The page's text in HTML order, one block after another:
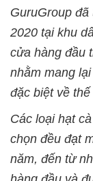
GuruGroup
2020 tại khu
cửa hàng đầu
nhằm mang
đặc biệt về
Các loại hạt
chọn đều đạt
năm, đến từ